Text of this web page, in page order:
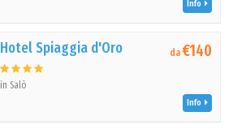
Info
Hotel Spiaggia d'Oro
in Salò
da€140
Info